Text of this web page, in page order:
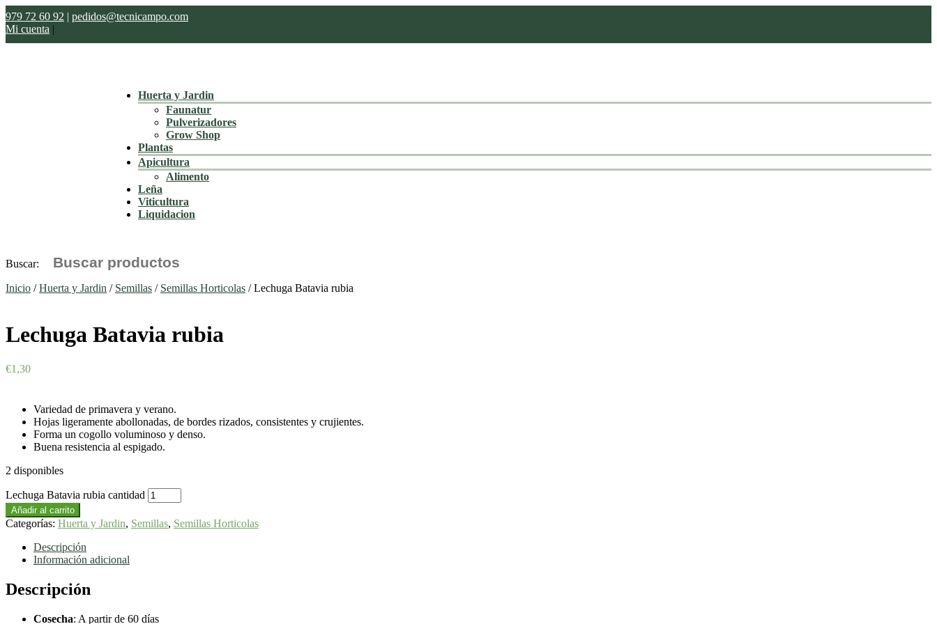
979 72 60 92 | pedidos@tecnicampo.com
Mi cuenta |
Huerta y Jardin
Faunatur
Pulverizadores
Grow Shop
Plantas
Apicultura
Alimento
Leña
Viticultura
Liquidacion
Buscar:
Inicio /Huerta y Jardin / Semillas / Semillas Horticolas / Lechuga Batavia rubia
Lechuga Batavia rubia
€1,30
Variedad de primavera y verano.
Hojas ligeramente abollonadas, de bordes rizados, consistentes y crujientes.
Forma un cogollo voluminoso y denso.
Buena resistencia al espigado.
2 disponibles
Lechuga Batavia rubia cantidad
Añadir al carrito
Categorías: Huerta y Jardin, Semillas, Semillas Horticolas
Descripción
Información adicional
Descripción
Cosecha: A partir de 60 días